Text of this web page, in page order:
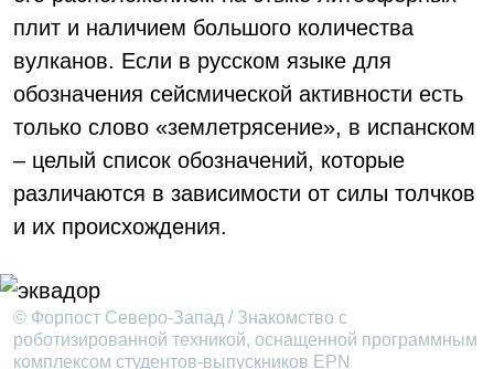
плит и наличием большого количества
вулканов. Если в русском языке для
обозначения сейсмической активности есть
только слово «землетрясение», в испанском
– целый список обозначений, которые
различаются в зависимости от силы толчков
и их происхождения.
© Форпост Северо-Запад / Знакомство с
роботизированной техникой, оснащенной программным
комплексом студентов-выпускников EPN